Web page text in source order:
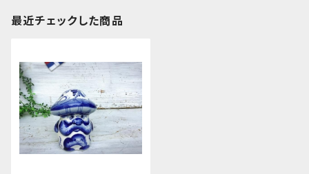
最近チェックした商品